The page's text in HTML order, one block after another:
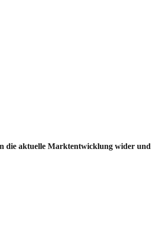
die aktuelle Marktentwicklung wider und